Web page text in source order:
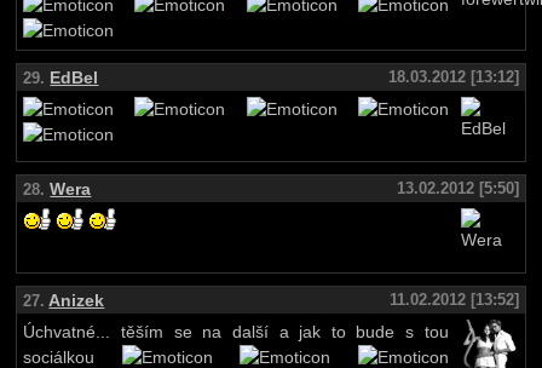
29. EdBel 18.03.2012 [13:12]
28. Wera 13.02.2012 [5:50]
27. Anizek
11.02.2012 [13:52]
Úchvatné... těším se na další a jak to bude s tou
sociálkou